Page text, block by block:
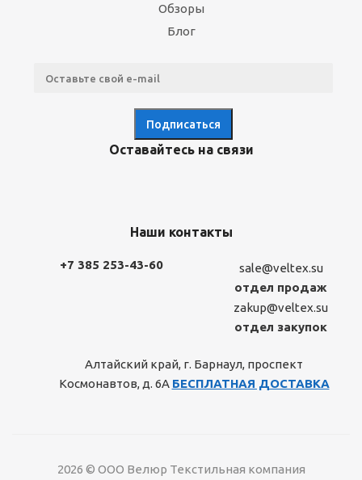
Обзоры
Блог
Оставайтесь на связи
Наши контакты
+7 385 253-43-60
sale@veltex.su
отдел продаж
zakup@veltex.su
отдел закупок
Алтайский край, г. Барнаул, проспект
Космонавтов, д. 6А БЕСПЛАТНАЯ ДОСТАВКА
2026 © ООО Велюр Текстильная компания